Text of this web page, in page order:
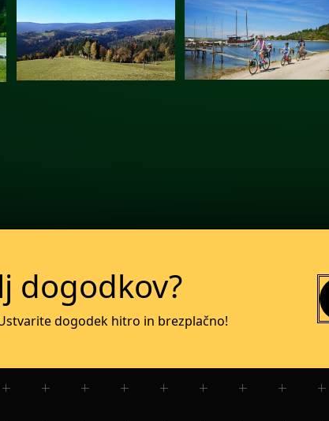
dogodkov?
dogodek hitro in brezplačno!